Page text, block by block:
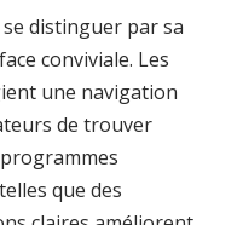
distinguer par sa
conviviale. Les
une navigation
de trouver
que des